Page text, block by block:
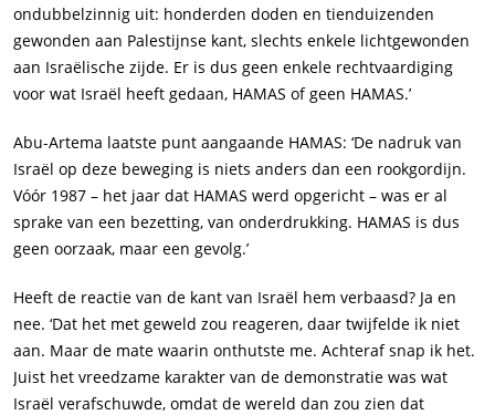
ondubbelzinnig uit: honderden doden en tienduizenden
gewonden aan Palestijnse kant, slechts enkele lichtgewonden
aan Israëlische zijde. Er is dus geen enkele rechtvaardiging
voor wat Israël heeft gedaan, HAMAS of geen HAMAS.’
Abu-Artema laatste punt aangaande HAMAS: ‘De nadruk van
Israël op deze beweging is niets anders dan een rookgordijn.
Vóór 1987 – het jaar dat HAMAS werd opgericht – was er al
sprake van een bezetting, van onderdrukking. HAMAS is dus
geen oorzaak, maar een gevolg.’
Heeft de reactie van de kant van Israël hem verbaasd? Ja en
nee. ‘Dat het met geweld zou reageren, daar twijfelde ik niet
aan. Maar de mate waarin onthutste me. Achteraf snap ik het.
Juist het vreedzame karakter van de demonstratie was wat
Israël verafschuwde, omdat de wereld dan zou zien dat